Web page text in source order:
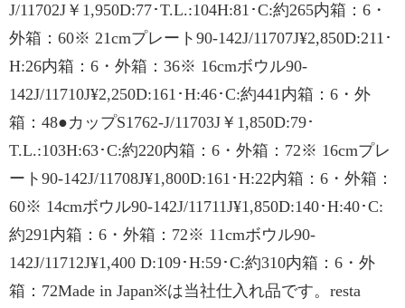
J/11702J￥1,950D:77･T.L.:104H:81･C:約265内箱：6・
外箱：60※ 21cmプレート90-142J/11707J¥2,850D:211･
H:26内箱：6・外箱：36※ 16cmボウル90-
142J/11710J¥2,250D:161･H:46･C:約441内箱：6・外
箱：48●カップS1762-J/11703J￥1,850D:79･
T.L.:103H:63･C:約220内箱：6・外箱：72※ 16cmプレ
ート90-142J/11708J¥1,800D:161･H:22内箱：6・外箱：
60※ 14cmボウル90-142J/11711J¥1,850D:140･H:40･C:
約291内箱：6・外箱：72※ 11cmボウル90-
142J/11712J¥1,400 D:109･H:59･C:約310内箱：6・外
箱：72Made in Japan※は当社仕入れ品です。resta